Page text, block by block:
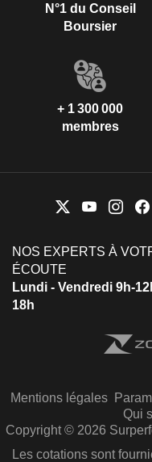
N°1 du Conseil
Boursier
+ 1 300 000
membres
NOS EXPERTS À
ÉCOUTE
Lundi - Vendredi 9h-
18h
Mentions légales
Qui
Copyright © 2026
Les cotations sont